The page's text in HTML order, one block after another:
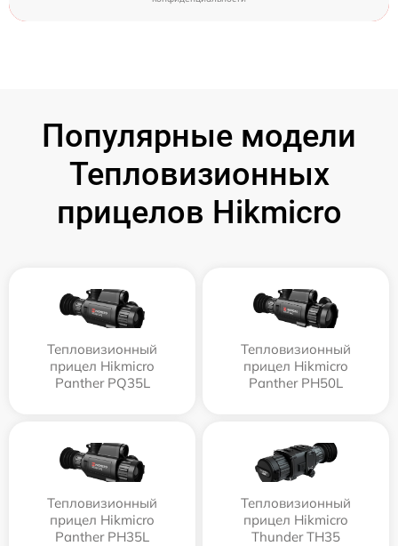
Популярные модели
Тепловизионных
прицелов Hikmicro
Тепловизионный
прицел Hikmicro
Panther PQ35L
Тепловизионный
прицел Hikmicro
Panther PH50L
Тепловизионный
прицел Hikmicro
Panther PH35L
Тепловизионный
прицел Hikmicro
Thunder TH35